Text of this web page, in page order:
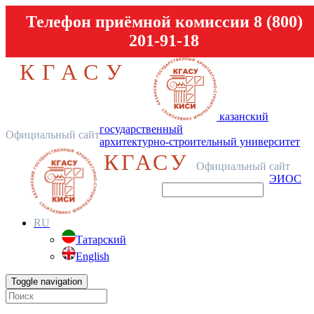
Телефон приёмной комиссии 8 (800)
201-91-18
КГАСУ
Официальный сайт
казанский
государственный
архитектурно-строительный университет
КГАСУ
Официальный сайт
ЭИОС
RU
Татарский
English
Toggle navigation